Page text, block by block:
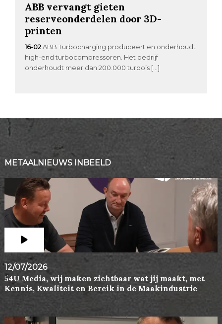
ABB vervangt gieten
reserveonderdelen door 3D-
printen
16-02 ABB Turbocharging produceert en onderhoudt
high-end turbocompressoren. Het bedrijf
onderhoudt meer dan 200.000 turbo’s […]
METAALNIEUWS INBEELD
12/07/2026
54U Media, wij maken zichtbaar wat jij maakt, met
Kennis, Kwaliteit en Bereik in de Maakindustrie